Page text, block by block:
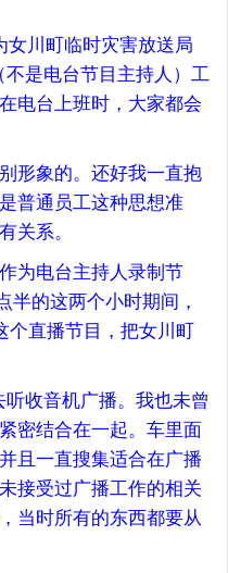
川町临时灾害放送局
不是电台节目主持人）工
电台上班时，大家都会
形象的。还好我一直抱
普通员工这种思想准
关系。
为电台主持人录制节
半的这两个小时期间，
个直播节目，把女川町
收音机广播。我也未曾
密结合在一起。车里面
且一直搜集适合在广播
接受过广播工作的相关
当时所有的东西都要从